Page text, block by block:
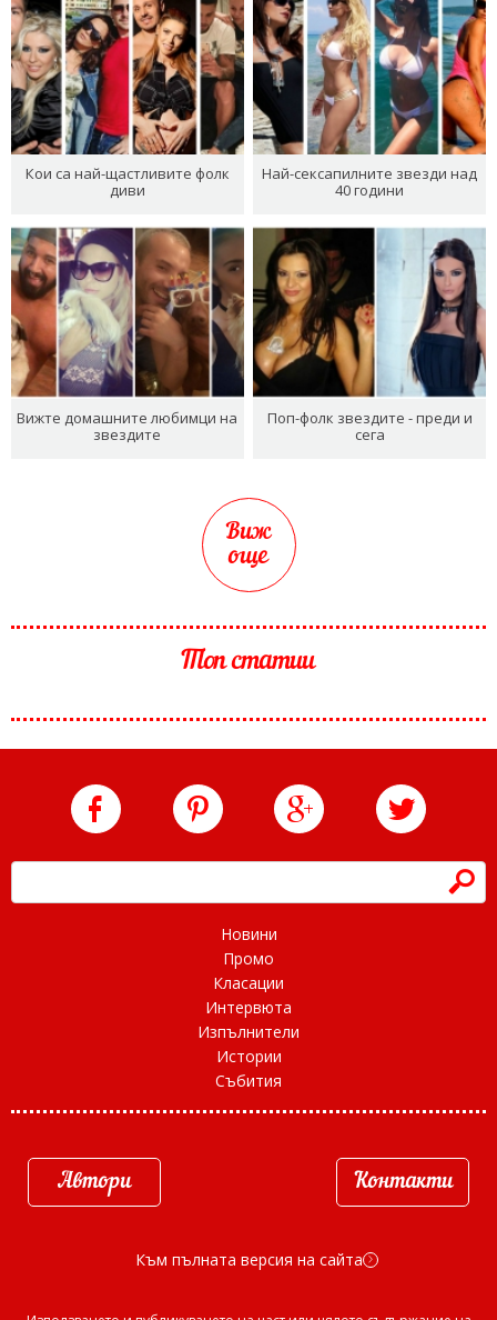
Кои са най-щастливите фолк
диви
Най-сексапилните звезди над
40 години
Вижте домашните любимци на
звездите
Поп-фолк звездите - преди и
сега
Виж
още
Топ статии
h
Новини
Промо
Класации
Интервюта
Изпълнители
Истории
Събития
Автори Контакти
Към пълната версия на сайта d